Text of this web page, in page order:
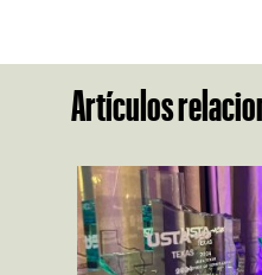
Artículos